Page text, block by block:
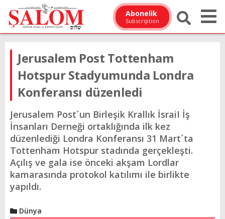
Abonelik
Subscription
Jerusalem Post Tottenham
Hotspur Stadyumunda Londra
Konferansı düzenledi
Jerusalem Post´un Birleşik Krallık İsraiI İş
İnsanları Derneği ortaklığında ilk kez
düzenlediği Londra Konferansı 31 Mart´ta
Tottenham Hotspur stadında gerçekleşti.
Açılış ve gala ise önceki akşam Lordlar
kamarasında protokol katılımı ile birlikte
yapıldı.
Dünya